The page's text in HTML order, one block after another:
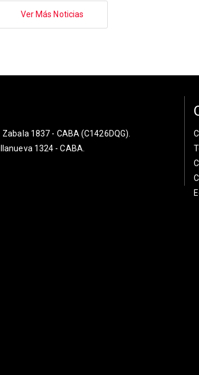
Ver Más Noticias
Zabala 1837 - CABA (C1426DQG).
1324 - CABA.